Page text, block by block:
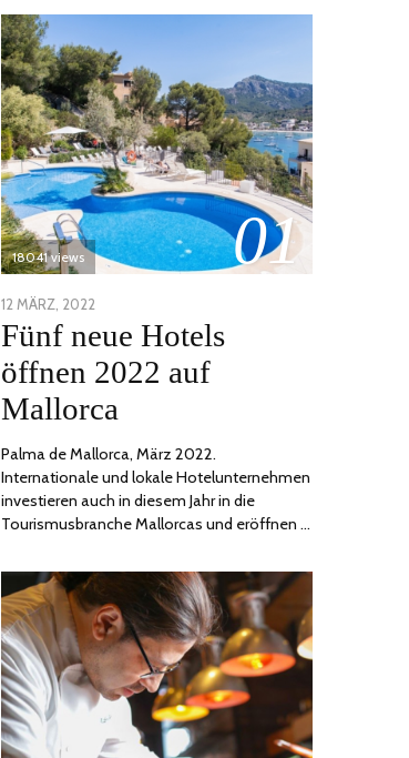
01
18041 views
POSTED
ON
12 MÄRZ, 2022
DEZEMBER,
Fünf neue Hotels
öffnen 2022 auf
Mallorca
Palma de Mallorca, März 2022.
Internationale und lokale Hotelunternehmen
investieren auch in diesem Jahr in die
Tourismusbranche Mallorcas und eröffnen …